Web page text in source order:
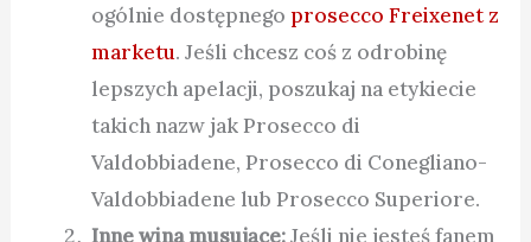
ogólnie dostępnegoprosecco Freixenet z
marketu. Jeśli chcesz coś z odrobinę
lepszych apelacji, poszukaj na etykiecie
takich nazw jak Prosecco di
Valdobbiadene, Prosecco di Conegliano-
Valdobbiadene lub Prosecco Superiore.
Inne wina musujące:Jeśli nie jesteś fanem